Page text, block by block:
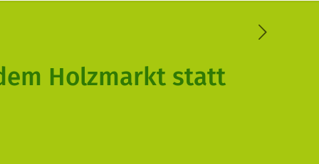
Holzmarkt statt